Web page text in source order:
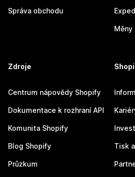
Správa obchodu
Měny
Zdroje
Centrum nápovědy Shopify
Dokumentace k rozhraní API
Komunita Shopify
Blog Shopify
Průzkum
Tisk